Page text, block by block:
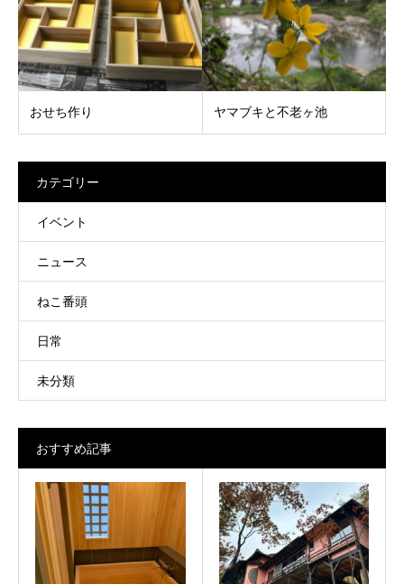
おせち作り ヤマブキと不老ヶ池
カテゴリー
イベント
ニュース
ねこ番頭
日常
未分類
おすすめ記事